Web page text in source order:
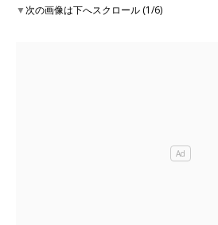
▼次の画像は下へスクロール (1/6)